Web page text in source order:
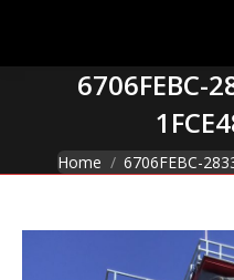
6706FEBC-
You are here:
Home 6706FEBC-